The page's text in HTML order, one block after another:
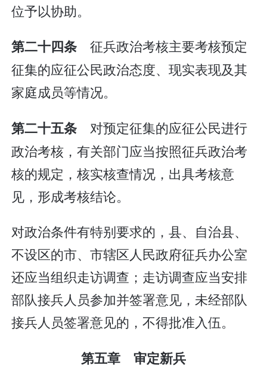
位予以协助。
第二十四条 征兵政治考核主要考核预定
征集的应征公民政治态度、现实表现及其
家庭成员等情况。
第二十五条 对预定征集的应征公民进行
政治考核，有关部门应当按照征兵政治考
核的规定，核实核查情况，出具考核意
见，形成考核结论。
对政治条件有特别要求的，县、自治县、
不设区的市、市辖区人民政府征兵办公室
还应当组织走访调查；走访调查应当安排
部队接兵人员参加并签署意见，未经部队
接兵人员签署意见的，不得批准入伍。
第五章 审定新兵